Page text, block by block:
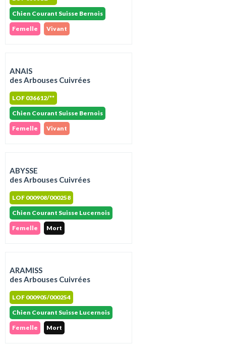
Chien Courant Suisse Bernois
Femelle
Vivant
ANAIS
des Arbouses Cuivrées
LOF 036612/**
Chien Courant Suisse Bernois
Femelle
Vivant
ABYSSE
des Arbouses Cuivrées
LOF 000908/000258
Chien Courant Suisse Lucernois
Femelle
Mort
ARAMISS
des Arbouses Cuivrées
LOF 000905/000254
Chien Courant Suisse Lucernois
Femelle
Mort